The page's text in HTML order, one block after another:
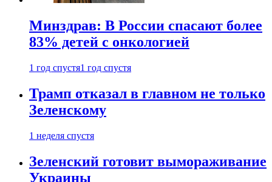
Минздрав: В России спасают более
83% детей с онкологией
1 год спустя1 год спустя
Трамп отказал в главном не только
Зеленскому
1 неделя спустя
Зеленский готовит вымораживание
Украины